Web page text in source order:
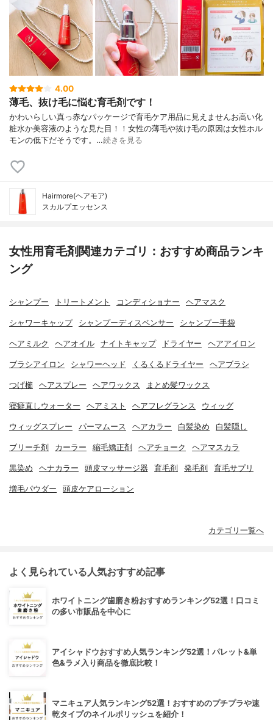
4.00
薄毛、抜け毛に悩む育毛剤です！
かわいらしい真っ赤なパッケージで育毛ケア用品に見えませんお高い化
粧水か美容液のような見た目！！女性の薄毛や抜け毛の原因は女性ホル
モンの低下だそうです。…続きを見る
Hairmore(ヘアモア)
スカルプエッセンス
女性用育毛剤関連カテゴリ：おすすめ商品ランキ
ング
シャンプー トリートメント コンディショナー ヘアマスク
シャワーキャップ シャンプーディスペンサー シャンプー手袋
ヘアミルク ヘアオイル ナイトキャップ ドライヤー ヘアアイロン
ブラシアイロン シャワーヘッド くるくるドライヤー ヘアブラシ
つげ櫛 ヘアスプレー ヘアワックス まとめ髪ワックス
寝癖直しウォーター ヘアミスト ヘアフレグランス ウィッグ
ウィッグスプレー パーマムース ヘアカラー 白髪染め 白髪隠し
ブリーチ剤 カーラー 縮毛矯正剤 ヘアチョーク ヘアマスカラ
黒染め ヘナカラー 頭皮マッサージ器 育毛剤 発毛剤 育毛サプリ
増毛パウダー 頭皮ケアローション
カテゴリ一覧へ
よく見られている人気おすすめ記事
ホワイトニング歯磨き粉おすすめランキング52選！口コミ
の多い市販品を中心に
アイシャドウおすすめ人気ランキング52選！パレット&単
色&ラメ入り商品を徹底比較！
マニキュア人気ランキング52選！おすすめのプチプラや速
乾タイプのネイルポリッシュを紹介！